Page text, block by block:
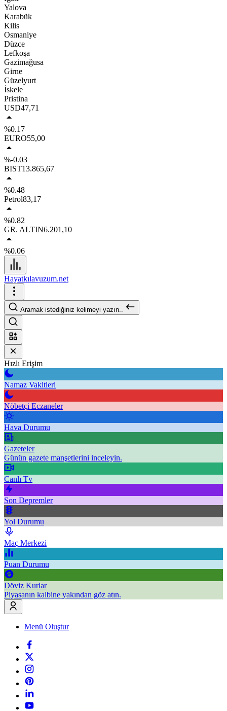
Yalova
Karabük
Kilis
Osmaniye
Düzce
Lefkoşa
Gazimağusa
Girne
Güzelyurt
İskele
Pristina
USD47,71
%0.17
EURO55,00
%-0.03
BIST13.865,67
%0.48
Petrol83,17
%0.82
GR. ALTIN6.201,10
%0.06
Hayatkılavuzum.net
Aramak istediğiniz kelimeyi yazın..
Hızlı Erişim
Namaz Vakitleri
Nöbetçi Eczaneler
Hava Durumu
Gazeteler
Günün gazete manşetlerini inceleyin.
Canlı Tv
Son Depremler
Yol Durumu
Maç Merkezi
Puan Durumu
Döviz Kurlar
Piyasanın kalbine yakından göz atın.
Menü Oluştur